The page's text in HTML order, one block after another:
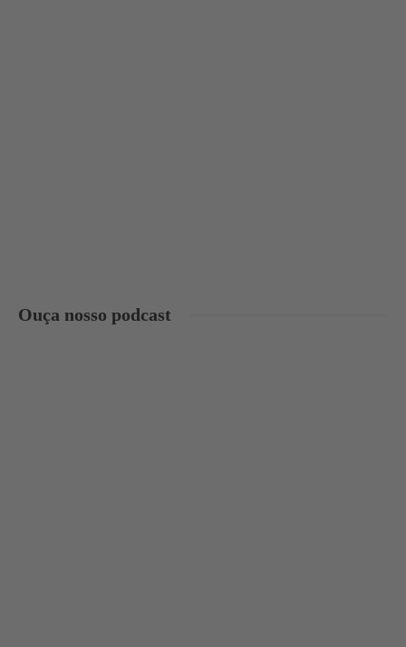
Ouça nosso podcast